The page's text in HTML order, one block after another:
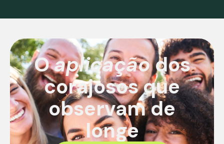
Oaplicaçãodos
corajosos que
observam de
longe